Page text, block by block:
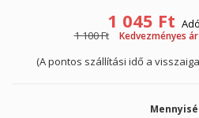
1 045 Ft
1 100 Ft
Kedvezményes
(A pontos szállítási idő a